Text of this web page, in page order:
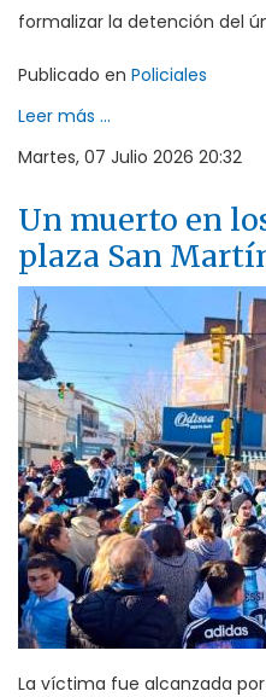
formalizar la detención del
Publicado en Policiales
Leer más ...
Martes, 07 Julio 2026 20:32
Un muerto en
plaza San
La víctima fue alcanzada